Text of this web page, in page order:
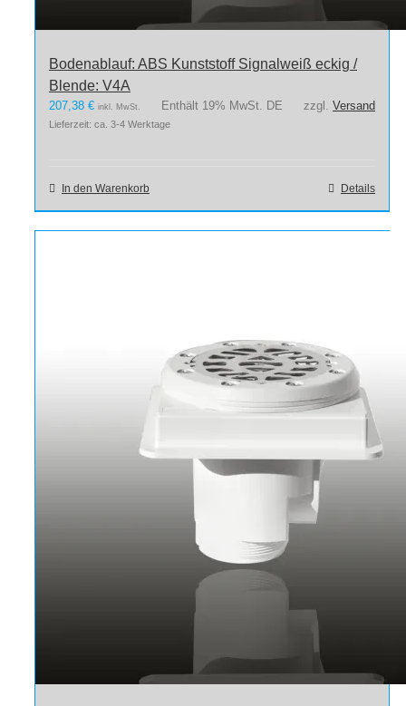
Bodenablauf: ABS Kunststoff Signalweiß eckig /
Blende: V4A
207,38 € inkl. MwSt. Enthält 19% MwSt. DE zzgl. Versand
Lieferzeit: ca. 3-4 Werktage
In den Warenkorb Details